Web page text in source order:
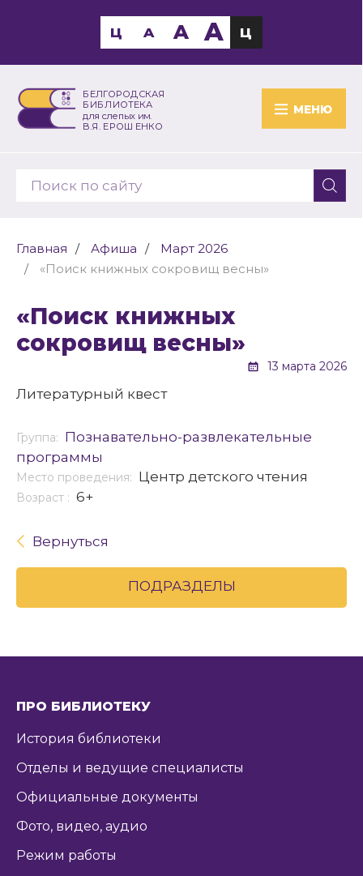
БЕЛГОРОДСКАЯ
БИБЛИОТЕКА
для слепых им.
В.Я. ЕРОШЕНКО
МЕНЮ
Ц A A A Ц
Главная Афиша
Март 2026
«Поиск книжных сокровищ весны»
«Поиск книжных
сокровищ весны»
13 марта 2026
Литературный квест
Группа: Познавательно-развлекательные
программы
Место проведения: Центр детского чтения
Возраст : 6+
Вернуться
ПОДРАЗДЕЛЫ
ПРО БИБЛИОТЕКУ
История библиотеки
Отделы и ведущие специалисты
Официальные документы
Фото, видео, аудио
Режим работы